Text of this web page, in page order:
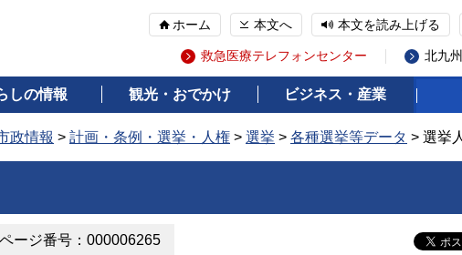
ホーム 本文へ 本文を読み上げる
救急医療テレフォンセンター 北九
しの情報 観光・おでかけ ビジネス・産業
政情報 > 計画・条例・選挙・人権 > 選挙 > 各種選挙等データ > 選挙
ページ番号：000006265